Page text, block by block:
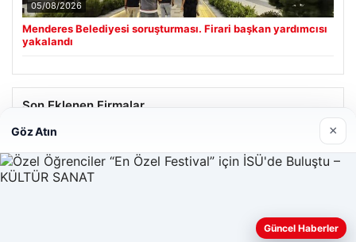
05/08/2026
Menderes Belediyesi soruşturması. Firari başkan yardımcısı
yakalandı
Son Eklenen Firmalar
Web sitemizi nasıl kullandığınızı daha iyi anlayabilmek,
Göz Atın ×
Güncel Haberler